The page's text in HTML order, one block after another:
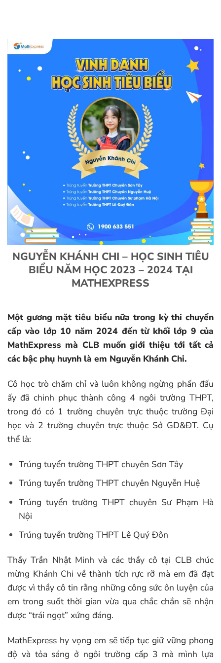
NGUYỄN KHÁNH CHI – HỌC SINH TIÊU
BIỂU NĂM HỌC 2023 – 2024 TẠI
MATHEXPRESS
Một gương mặt tiêu biểu nữa trong kỳ thi chuyển
cấp vào lớp 10 năm 2024 đến từ khối lớp 9 của
MathExpress mà CLB muốn giới thiệu tới tất cả
các bậc phụ huynh là em Nguyễn Khánh Chi.
Cô học trò chăm chỉ và luôn không ngừng phấn đấu
ấy đã chinh phục thành công 4 ngôi trường THPT,
trong đó có 1 trường chuyên trực thuộc trường Đại
học và 2 trường chuyên trực thuộc Sở GD&ĐT. Cụ
thể là:
Trúng tuyển trường THPT chuyên Sơn Tây
Trúng tuyển trường THPT chuyên Nguyễn Huệ
Trúng tuyển trường THPT chuyên Sư Phạm Hà
Nội
Trúng tuyển trường THPT Lê Quý Đôn
Thầy Trần Nhật Minh và các thầy cô tại CLB chúc
mừng Khánh Chi về thành tích rực rỡ mà em đã đạt
được vì thầy cô tin rằng những công sức ôn luyện của
em trong suốt thời gian vừa qua chắc chắn sẽ nhận
được “trái ngọt” xứng đáng.
MathExpress hy vọng em sẽ tiếp tục giữ vững phong
độ và tỏa sáng ở ngôi trường cấp 3 mà mình lựa